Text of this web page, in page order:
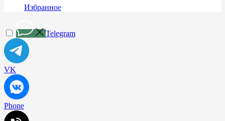
Избранное
Telegram
VK
Phone